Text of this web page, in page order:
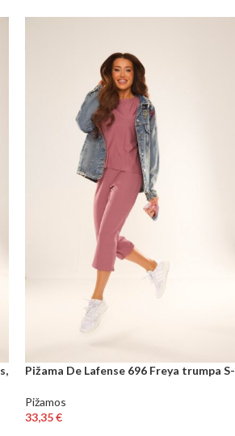
Pižama De Lafense 696 Freya trumpa
Pižamos
33,35€